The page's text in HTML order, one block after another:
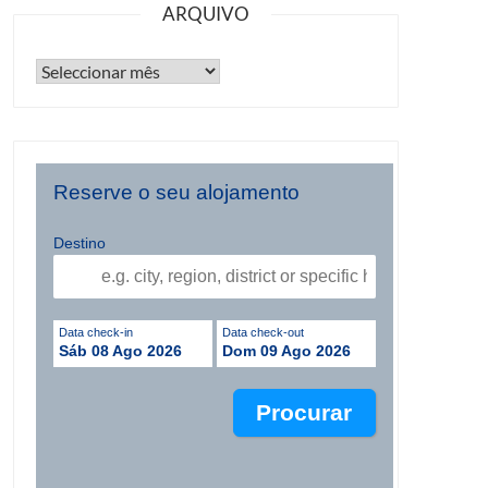
ARQUIVO
Reserve o seu alojamento
Destino
Data check-in
Sáb 08 Ago 2026
Data check-out
Dom 09 Ago 2026